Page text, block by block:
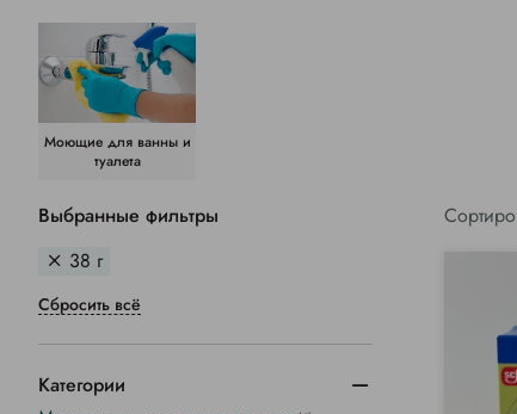
Моющие для ванны и
туалета
Выбранные фильтры
38 г
Сбросить всё
Категории